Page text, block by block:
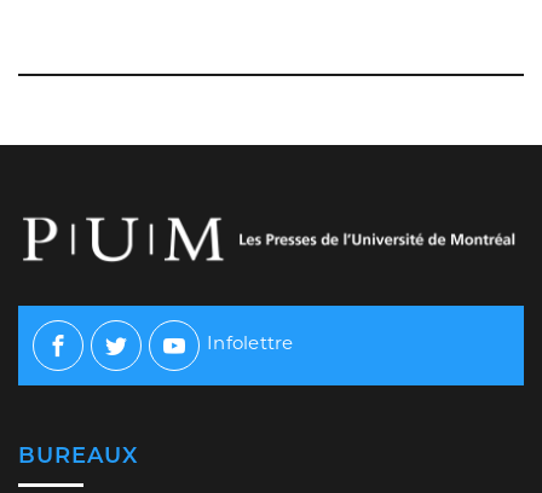
Facebook
TwitterYoutube
Infolettre
BUREAUX